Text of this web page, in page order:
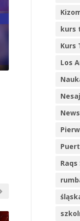
kurs
Kurs
Los
News
Raqs